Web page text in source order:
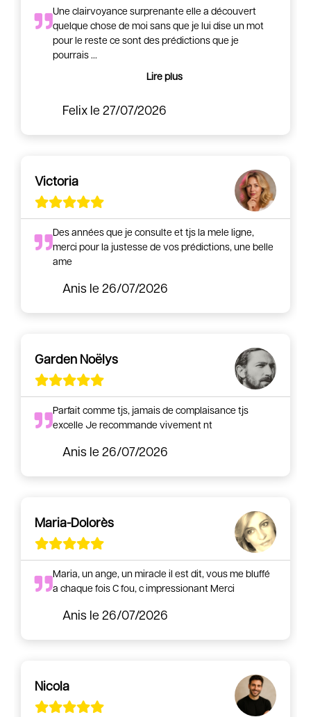
Une clairvoyance surprenante elle a découvert
quelque chose de moi sans que je lui dise un mot
pour le reste ce sont des prédictions que je
pourrais ...
Lire plus
Felix le 27/07/2026
Victoria
Des années que je consulte et tjs la mele ligne,
merci pour la justesse de vos prédictions, une belle
ame
Anis le 26/07/2026
Garden Noëlys
Parfait comme tjs, jamais de complaisance tjs
excelle Je recommande vivement nt
Anis le 26/07/2026
Maria-Dolorès
Maria, un ange, un miracle il est dit, vous me bluffé
a chaque fois C fou, c impressionant Merci
Anis le 26/07/2026
Nicola